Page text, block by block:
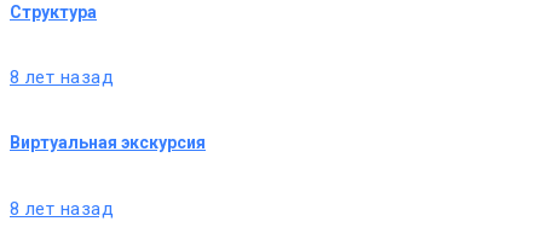
Структура
8 лет назад
Виртуальная экскурсия
8 лет назад